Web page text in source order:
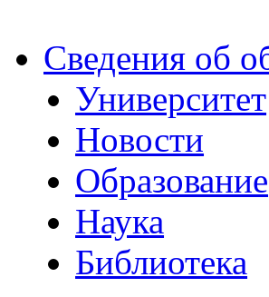
Сведения об
Университет
Новости
Образование
Наука
Библиотека